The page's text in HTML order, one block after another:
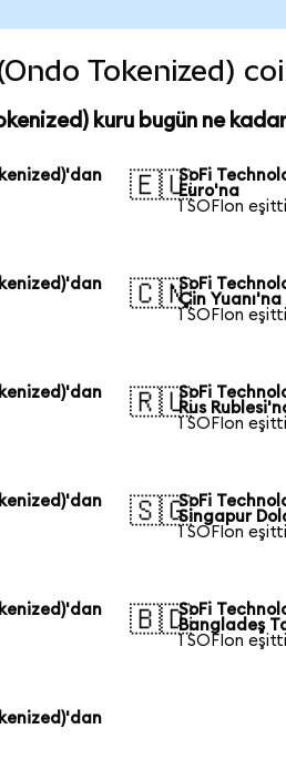
Tokenized)
kuru bugün ne
🇪🇺SoFi
Euro'na
1 SOFIon
🇨🇳SoFi
Çin Yuanı'na
1 SOFIon
🇷🇺SoFi
Rus
1 SOFIon
🇸🇬SoFi
Singapur
1 SOFIon
🇧🇩SoFi
Bangladeş
1 SOFIon